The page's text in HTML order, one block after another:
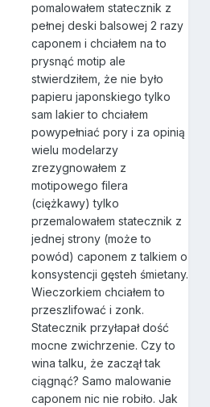
pomalowałem statecznik z
pełnej deski balsowej 2 razy
caponem i chciałem na to
prysnąć motip ale
stwierdziłem, że nie było
papieru japonskiego tylko
sam lakier to chciałem
powypełniać pory i za opinią
wielu modelarzy
zrezygnowałem z
motipowego filera
(ciężkawy) tylko
przemalowałem statecznik z
jednej strony (może to
powód) caponem z talkiem o
konsystencji gęsteh śmietany.
Wieczorkiem chciałem to
przeszlifować i zonk.
Statecznik przyłapał dość
mocne zwichrzenie. Czy to
wina talku, że zaczął tak
ciągnąć? Samo malowanie
caponem nic nie robiło. Jak